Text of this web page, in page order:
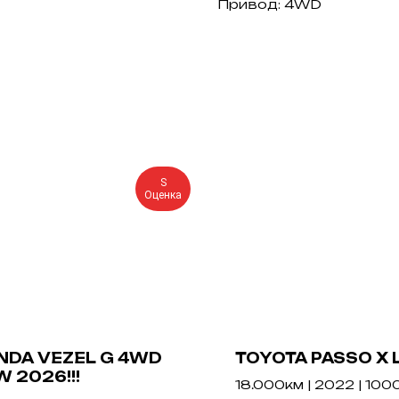
Привод: 4WD
S
Оценка
VEZEL G 4WD
2026!!!
TOYOTA PASSO X
18.000км | 2022 |